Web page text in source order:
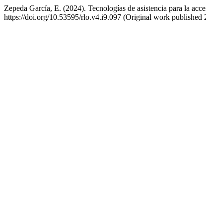
Zepeda García, E. (2024). Tecnologías de asistencia para la
https://doi.org/10.53595/rlo.v4.i9.097 (Original work published